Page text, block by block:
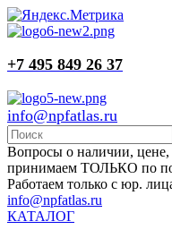
+7 495 849 26 37
info@npfatlas.ru
Вопросы о наличии, цене,
принимаем ТОЛЬКО по
Работаем только с юр.
info@npfatlas.ru
КАТАЛОГ